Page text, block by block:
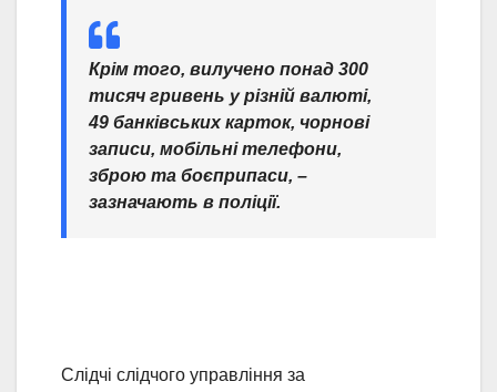
Крім того, вилучено понад 300
тисяч гривень у різній валюті,
49 банківських карток, чорнові
записи, мобільні телефони,
зброю та боєприпаси, –
зазначають в поліції.
Слідчі слідчого управління за